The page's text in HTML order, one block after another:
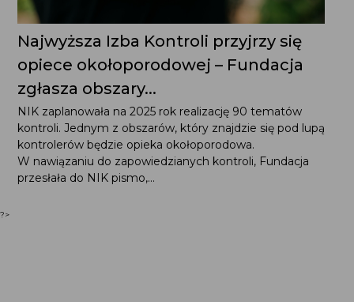
Najwyższa Izba Kontroli przyjrzy się
opiece okołoporodowej – Fundacja
zgłasza obszary...
NIK zaplanowała na 2025 rok realizację 90 tematów
kontroli. Jednym z obszarów, który znajdzie się pod lupą
kontrolerów będzie opieka okołoporodowa. W nawiązaniu
do zapowiedzianych kontroli, Fundacja przesłała do NIK
pismo,...